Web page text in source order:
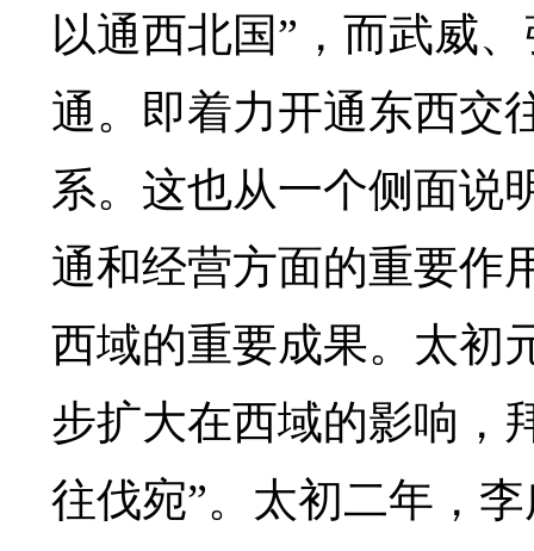
以通西北国”，而武威
通。即着力开通东西交
系。这也从一个侧面说
通和经营方面的重要作
西域的重要成果。太初
步扩大在西域的影响，
往伐宛”。太初二年，